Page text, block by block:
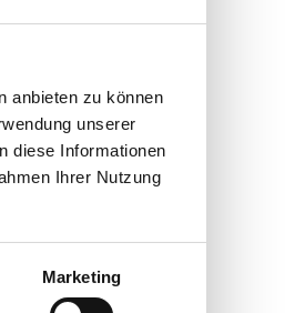
anbieten zu können
unserer
diese Informationen
Ihrer Nutzung
Marketing